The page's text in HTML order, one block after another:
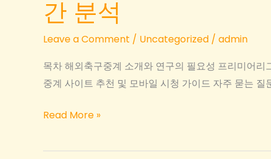
간 분석
Leave a Comment / Uncategorized / admin
목차 해외축구중계 소개와 연구의 필요성 프리미어
중계 사이트 추천 및 모바일 시청 가이드 자주 묻는
해
축
Read More »